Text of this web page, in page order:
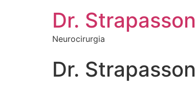
Dr. Strapasson
Neurocirurgia
Dr. Strapasson